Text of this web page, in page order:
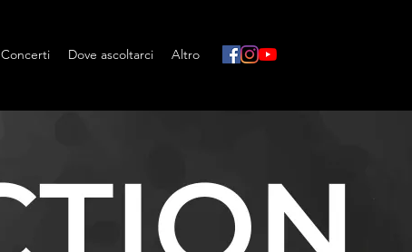
Concerti Dove ascoltarci Altro